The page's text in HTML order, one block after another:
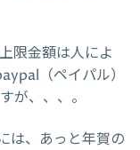
限金額は人によ
（ペイパル）
が、、、。
は、あっと年賀の